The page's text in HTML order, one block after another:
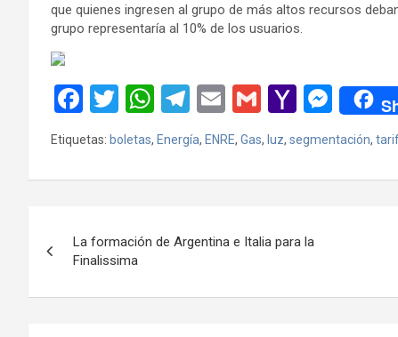
que quienes ingresen al grupo de más altos recursos
grupo representaría al 10% de los usuarios.
F
a
ce
b
o
k
T
wi
tt
er
W
h
at
s
p
T
el
e
gr
m
E
m
ail
G
m
ail
Y
h
o
M
M
es
se
n
Etiquetas: boletas, Energía, ENRE, Gas, luz, segmentación,
de
entradas
La formación de Argentina e Italia para la
Finalissima